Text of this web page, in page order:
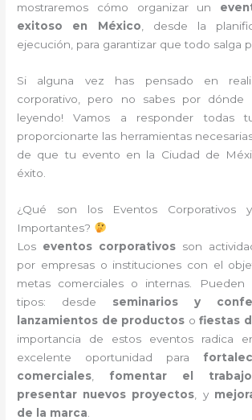
mostraremos cómo organizar un
exitoso en México, desde la
ejecución, para garantizar que todo salga
Si alguna vez has pensado en
corporativo, pero no sabes por dónde
leyendo! Vamos a responder todas
proporcionarte las herramientas
de que tu evento en la Ciudad de
éxito.
¿Qué son los Eventos
Importantes?
Los eventos corporativos son
por empresas o instituciones con el
metas comerciales o internas. Pueden
tipos: desde seminarios y
lanzamientos de productos ofiestas
importancia de estos eventos radica
excelente oportunidad para
comerciales
fomentar el
presentar nuevos proyectos , y
de la marca